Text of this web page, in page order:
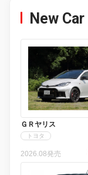
New Car
ＧＲヤリス
トヨタ
2026.08発売